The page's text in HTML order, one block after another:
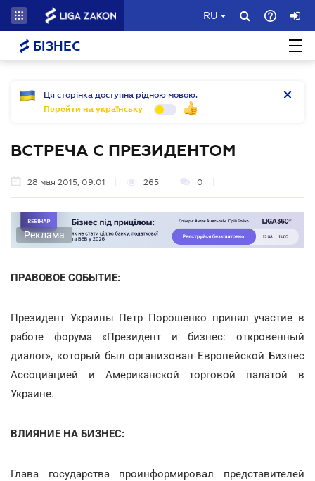
RU
БІЗНЕС
Ця сторінка доступна рідною мовою.
Перейти на українську
ВСТРЕЧА С ПРЕЗИДЕНТОМ
28 мая 2015, 09:01 265 0
Реклама
ПРАВОВОЕ СОБЫТИЕ:
Президент Украины Петр Порошенко принял участие в
работе форума «Президент и бизнес: откровенный
диалог», который был организован Европейской Бизнес
Ассоциацией и Американской торговой палатой в
Украине.
ВЛИЯНИЕ НА БИЗНЕС:
Глава государства проинформировал представителей